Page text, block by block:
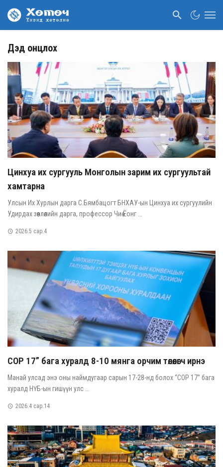
Дэд онцлох
Цинхуа их сургууль Монголын зарим их сургуультай
хамтарна
Улсын Их Хурлын дарга С.Бямбацогт БНХАУ-ын Цинхуа их сургуулийн
Удирдах зөвлөлийн дарга, профессор Чиө Ёонг ...
2026.5 сар.4
COP 17” бага хуралд 8-10 мянга орчим төлөөлөгч ирнэ
Манай улсад энэ оны наймдугаар сарын 17-28-нд болох “COP 17” бага
хуралд НҮБ-ын гишүүн улс ...
2026.4 сар.14